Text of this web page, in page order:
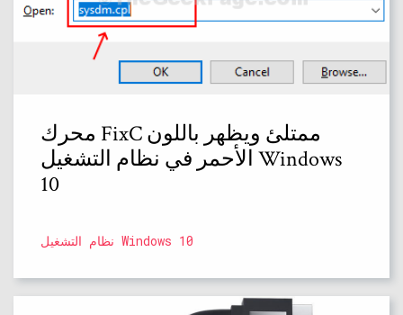
محرك FixC ممتلئ ويظهر باللون
الأحمر في نظام التشغيل Windows
10
نظام التشغيل Windows 10